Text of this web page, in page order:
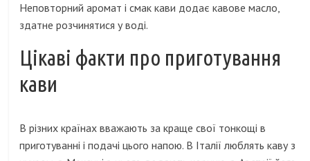
Неповторний аромат і смак кави додає кавове масло,
здатне розчинятися у воді.
Цікаві факти про приготування
кави
В різних країнах вважають за краще свої тонкощі в
приготуванні і подачі цього напою. В Італії люблять каву з